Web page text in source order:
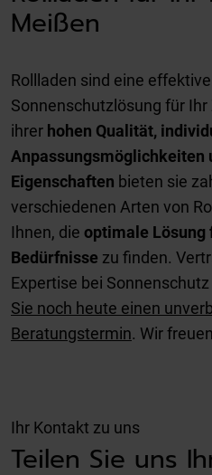
Meißen
Rollladen sind eine
Sonnenschutzlösung für
ihrer hohen Qualität,
Anpassungsmöglichkeiten
Eigenschaften bieten sie
verschiedenen Arten von
Ihnen, die optimale Lösung
Bedürfnisse zu finden.
Expertise bei
Sie noch heute einen
Beratungstermin. Wir
Ihr Kontakt zu uns
Teilen Sie uns